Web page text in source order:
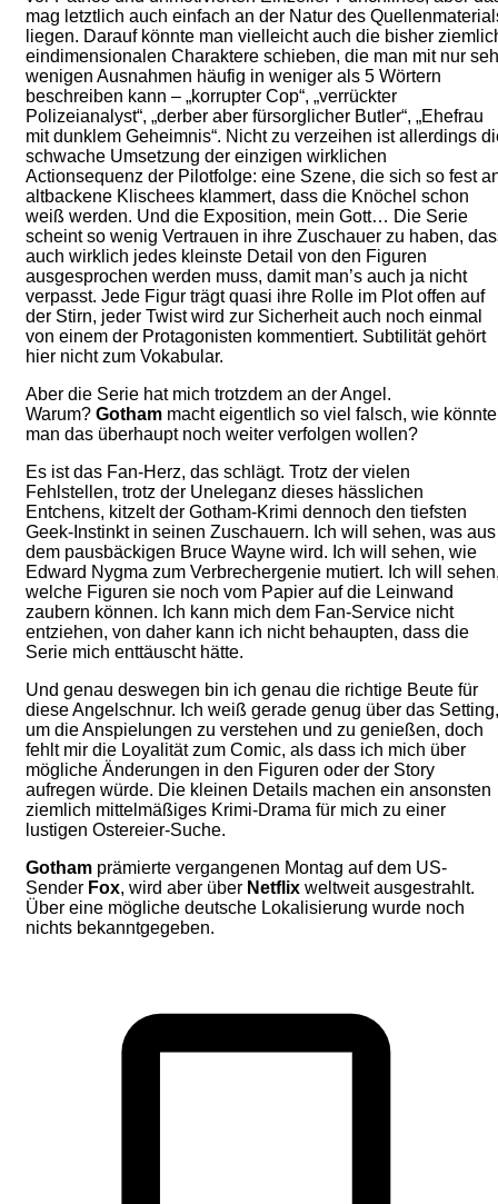
mag letztlich auch einfach an der Natur des
liegen. Darauf könnte man vielleicht auch die bisher
eindimensionalen Charaktere schieben, die man mit nur
wenigen Ausnahmen häufig in weniger als 5 Wörtern
beschreiben kann – „korrupter Cop“, „verrückter
Polizeianalyst“, „derber aber fürsorglicher Butler“, „Ehefrau
mit dunklem Geheimnis“. Nicht zu verzeihen ist allerdings
schwache Umsetzung der einzigen wirklichen
Actionsequenz der Pilotfolge: eine Szene, die sich so fest
altbackene Klischees klammert, dass die Knöchel schon
weiß werden. Und die Exposition, mein Gott… Die Serie
scheint so wenig Vertrauen in ihre Zuschauer zu haben,
auch wirklich jedes kleinste Detail von den Figuren
ausgesprochen werden muss, damit man’s auch ja nicht
verpasst. Jede Figur trägt quasi ihre Rolle im Plot offen auf
der Stirn, jeder Twist wird zur Sicherheit auch noch einmal
von einem der Protagonisten kommentiert. Subtilität gehört
hier nicht zum Vokabular.
Aber die Serie hat mich trotzdem an der Angel.
Warum? Gotham macht eigentlich so viel falsch, wie könnte
man das überhaupt noch weiter verfolgen wollen?
Es ist das Fan-Herz, das schlägt. Trotz der vielen
Fehlstellen, trotz der Uneleganz dieses hässlichen
Entchens, kitzelt der Gotham-Krimi dennoch den tiefsten
Geek-Instinkt in seinen Zuschauern. Ich will sehen, was aus
dem pausbäckigen Bruce Wayne wird. Ich will sehen, wie
Edward Nygma zum Verbrechergenie mutiert. Ich will
welche Figuren sie noch vom Papier auf die Leinwand
zaubern können. Ich kann mich dem Fan-Service nicht
entziehen, von daher kann ich nicht behaupten, dass die
Serie mich enttäuscht hätte.
Und genau deswegen bin ich genau die richtige Beute für
diese Angelschnur. Ich weiß gerade genug über das Setting,
um die Anspielungen zu verstehen und zu genießen, doch
fehlt mir die Loyalität zum Comic, als dass ich mich über
mögliche Änderungen in den Figuren oder der Story
aufregen würde. Die kleinen Details machen ein ansonsten
ziemlich mittelmäßiges Krimi-Drama für mich zu einer
lustigen Ostereier-Suche.
Gotham prämierte vergangenen Montag auf dem US-
Sender Fox, wird aber über Netflix weltweit ausgestrahlt.
Über eine mögliche deutsche Lokalisierung wurde noch
nichts bekanntgegeben.